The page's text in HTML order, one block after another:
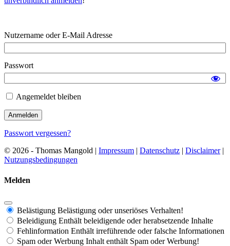
Nutzername oder E-Mail Adresse
Passwort
Angemeldet bleiben
Passwort vergessen?
© 2026 - Thomas Mangold | Impressum | Datenschutz | Disclaimer|
Nutzungsbedingungen
Melden
Belästigung Belästigung oder unseriöses Verhalten!
Beleidigung Enthält beleidigende oder herabsetzende Inhalte
Fehlinformation Enthält irreführende oder falsche Informationen
Spam oder Werbung Inhalt enthält Spam oder Werbung!